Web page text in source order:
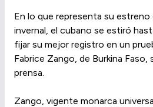
En lo que representa su estreno
invernal, el cubano se estiró
fijar su mejor registro en un
Fabrice Zango, de Burkina
prensa.
Zango, vigente monarca